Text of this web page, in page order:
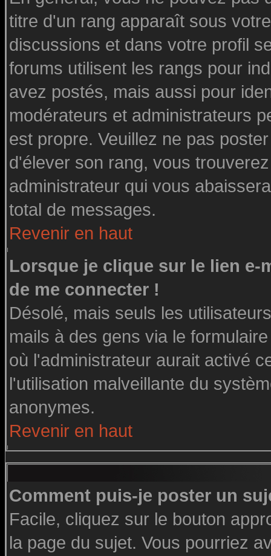
titre d'un rang apparaît sous
discussions et dans votre profil
forums utilisent les rangs pour
avez postés, mais aussi pour
modérateurs et administrateurs
est propre. Veuillez ne pas
d'élever son rang, vous
administrateur qui vous
total de messages.
Revenir en haut
Lorsque je clique sur le lien e-
de me connecter !
Désolé, mais seuls les
mails à des gens via le
où l'administrateur aurait activé
l'utilisation malveillante du
anonymes.
Revenir en haut
Comment puis-je poster un
Facile, cliquez sur le bouton
la page du sujet. Vous pourriez